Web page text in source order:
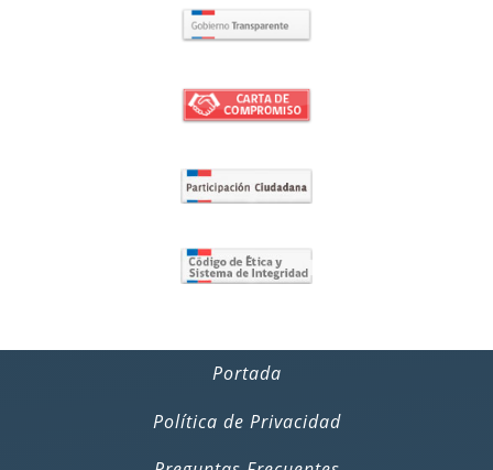
Portada
Política de Privacidad